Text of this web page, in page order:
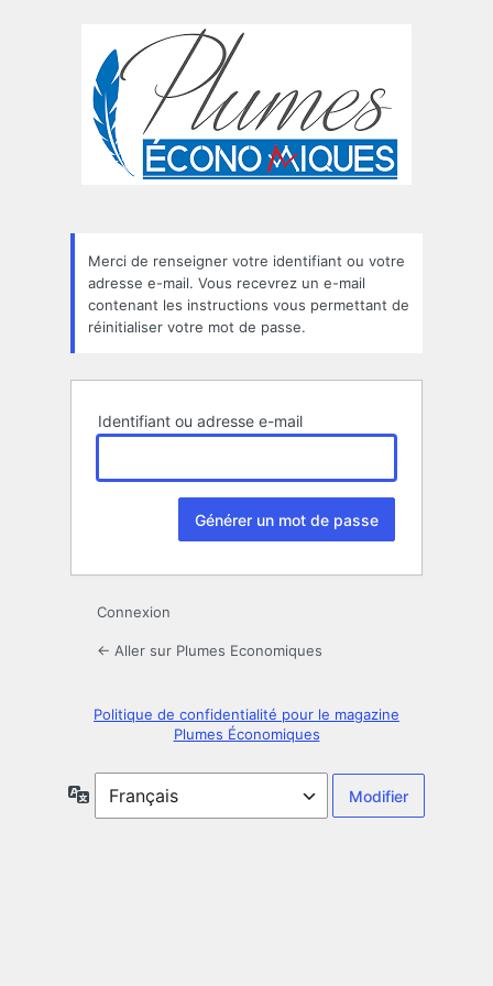
Merci de renseigner votre identifiant ou votre
adresse e-mail. Vous recevrez un e-mail
contenant les instructions vous permettant de
réinitialiser votre mot de passe.
Identifiant ou adresse e-mail
Connexion
← Aller sur Plumes Economiques
Politique de confidentialité pour le magazine
Plumes Économiques
Langue